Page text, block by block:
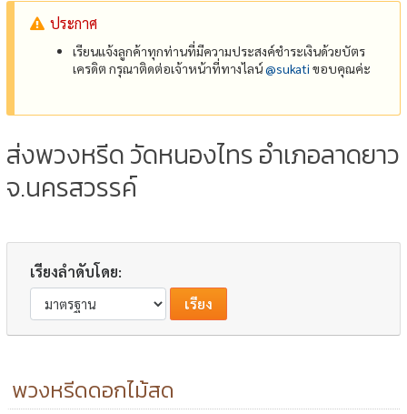
ประกาศ
เรียนแจ้งลูกค้าทุกท่านที่มีความประสงค์ชำระเงินด้วยบัตร
เครดิต กรุณาติดต่อเจ้าหน้าที่ทางไลน์@‌sukati ขอบคุณค่ะ
ส่งพวงหรีด วัดหนองไทร อำเภอลาดยาว
จ.นครสวรรค์
เรียงลำดับโดย:
พวงหรีดดอกไม้สด